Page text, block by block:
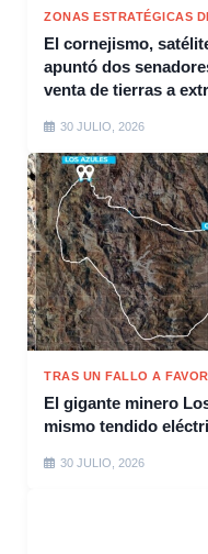
ZONAS ESTRATÉGICAS
El cornejismo,
apuntó dos
venta de tierras a
30 JULIO, 2026
TRAS UN FALLO A
El gigante minero
mismo tendido
30 JULIO, 2026